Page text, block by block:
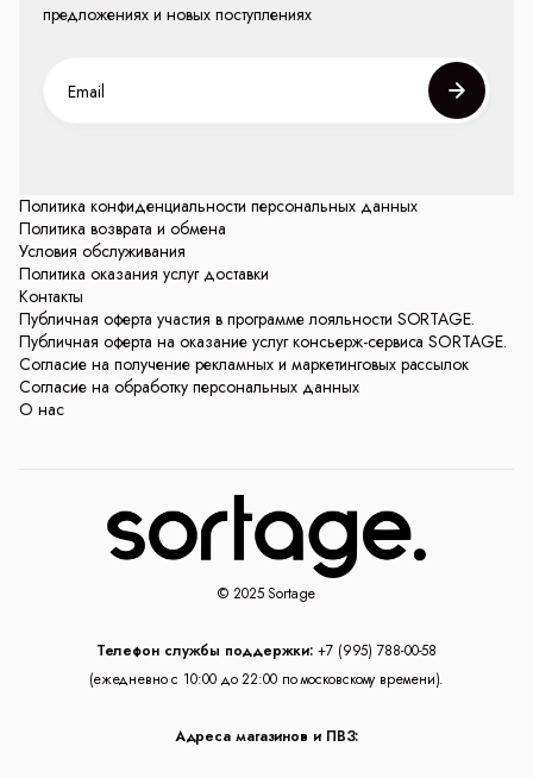
Политика конфиденциальности персональных данных
Политика возврата и обмена
Условия обслуживания
Политика оказания услуг доставки
Контакты
Публичная оферта участия в программе лояльности SORTAGE.
Публичная оферта на оказание услуг консьерж-сервиса SORTAGE.
Согласие на получение рекламных и маркетинговых рассылок
Согласие на обработку персональных данных
О нас
предложениях и новых поступлениях
© 2025 Sortage
Телефон службы поддержки: +7 (995) 788-00-58
(ежедневно с 10:00 до 22:00 по московскому времени).
Адреса магазинов и ПВЗ: